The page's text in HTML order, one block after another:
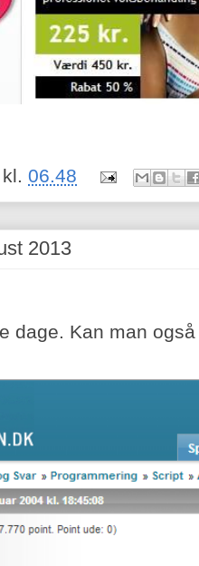
kl. 06.48
2013
dage. Kan man